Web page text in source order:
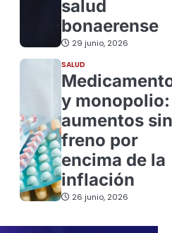
salud
bonaerense
29 junio, 2026
SALUD
y monopolio:
aumentos sin
freno por
encima de la
inflación
26 junio, 2026